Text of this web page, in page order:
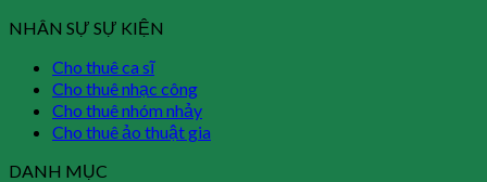
NHÂN SỰ SỰ KIỆN
Cho thuê ca sĩ
Cho thuê nhạc công
Cho thuê nhóm nhảy
Cho thuê ảo thuật gia
DANH MỤC